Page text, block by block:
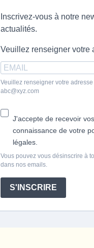
Inscrivez-vous à notre
actualités.
Veuillez renseigner votre
Veuillez renseigner votre
abc@xyz.com
J'accepte de recevoir
connaissance de votre
légales.
Vous pouvez vous désinscrire à
dans nos emails.
S'INSCRIRE